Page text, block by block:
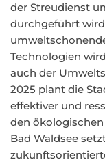
der Streudienst
durchgeführt
Technologien
auch der
2025 plant die
effektiver und
den
Bad Waldsee